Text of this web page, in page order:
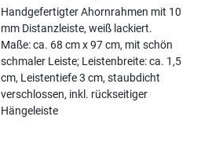
Handgefertigter Ahornrahmen mit 10
mm Distanzleiste, weiß lackiert.
Maße: ca. 68 cm x 97 cm, mit schön
schmaler Leiste; Leistenbreite: ca. 1,5
cm, Leistentiefe 3 cm, staubdicht
verschlossen, inkl. rückseitiger
Hängeleiste